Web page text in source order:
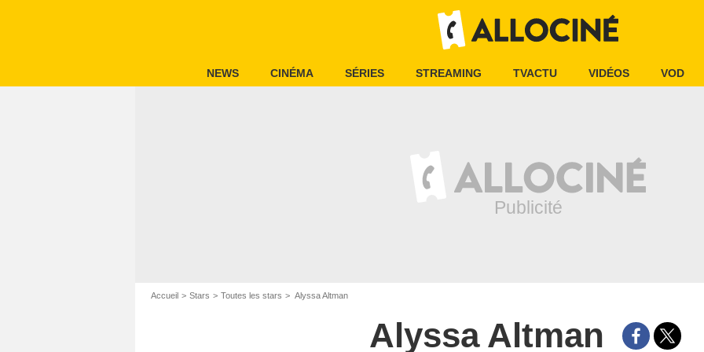
NEWS CINÉMA SÉRIES STREAMING TVACTU VIDÉOS VOD
Accueil Stars Toutes les stars Alyssa Altman
Alyssa Altman